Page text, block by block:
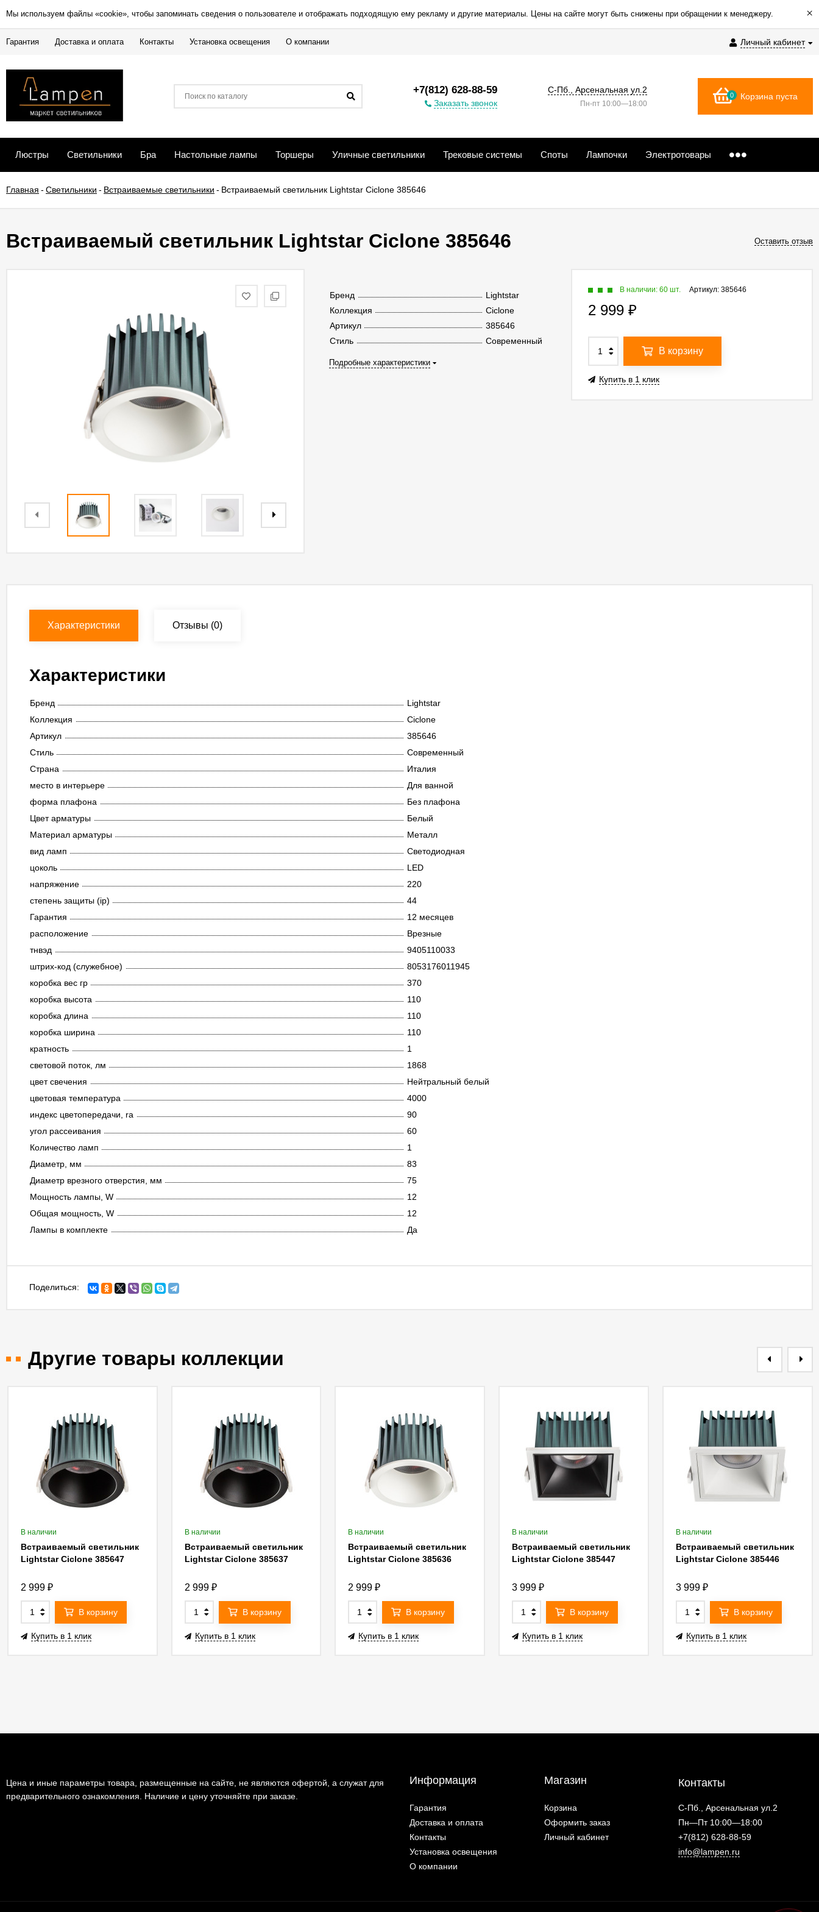
Мы используем файлы «cookie», чтобы запоминать сведения о пользователе и отображать подходящую ему рекламу и другие материалы. Цены на сайте могут быть снижены при обращении к менеджеру. ×
Личный кабинет
Гарантия Доставка и оплата Контакты Установка освещения О компании
+7(812) 628-88-59
Заказать звонок
С-Пб., Арсенальная ул.2
Пн-пт 10:00—18:00
0 Корзина пуста
Люстры Светильники Бра Настольные лампы Торшеры Уличные светильники Трековые системы Споты Лампочки Электротовары
Главная - Светильники - Встраиваемые светильники - Встраиваемый светильник Lightstar Ciclone 385646
Встраиваемый светильник Lightstar Ciclone 385646 Оставить отзыв
Бренд
Lightstar
Коллекция
Ciclone
Артикул
385646
Стиль
Современный
Подробные характеристики
Артикул: 385646
В наличии: 60 шт.
2 999 ₽
В корзину
Купить в 1 клик
Характеристики Отзывы (0)
Характеристики
Бренд
Lightstar
Коллекция
Ciclone
Артикул
385646
Стиль
Современный
Страна
Италия
место в интерьере
Для ванной
форма плафона
Без плафона
Цвет арматуры
Белый
Материал арматуры
Металл
вид ламп
Светодиодная
цоколь
LED
напряжение
220
степень защиты (ip)
44
Гарантия
12 месяцев
расположение
Врезные
тнвэд
9405110033
штрих-код (служебное)
8053176011945
коробка вес гр
370
коробка высота
110
коробка длина
110
коробка ширина
110
кратность
1
световой поток, лм
1868
цвет свечения
Нейтральный белый
цветовая температура
4000
индекс цветопередачи, ra
90
угол рассеивания
60
Количество ламп
1
Диаметр, мм
83
Диаметр врезного отверстия, мм
75
Мощность лампы, W
12
Общая мощность, W
12
Лампы в комплекте
Да
Поделиться:
Другие товары коллекции
В наличии
Встраиваемый светильник
Lightstar Ciclone 385647
2 999 ₽
В корзину
Купить в 1 клик
В наличии
Встраиваемый светильник
Lightstar Ciclone 385637
2 999 ₽
В корзину
Купить в 1 клик
В наличии
Встраиваемый светильник
Lightstar Ciclone 385636
2 999₽
В корзину
Купить в 1 клик
В наличии
Встраиваемый светильник
Lightstar Ciclone 385447
3 999₽
В корзину
Купить в 1 клик
В наличии
Встраиваемый светильник
Lightstar Ciclone 385446
3 999 ₽
В корзину
Купить в 1 клик
Цена и иные параметры товара, размещенные на сайте, не являются офертой, а служат для
предварительного ознакомления. Наличие и цену уточняйте при заказе.
Информация
Гарантия
Доставка и оплата
Контакты
Установка освещения
О компании
Магазин
Корзина
Оформить заказ
Личный кабинет
Контакты
С-Пб., Арсенальная ул.2
Пн—Пт 10:00—18:00
+7(812) 628-88-59
info@lampen.ru